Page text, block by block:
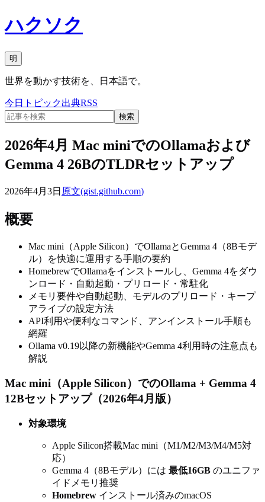
ハクソク
明
世界を動かす技術を、日本語で。
今日 トピック出典RSS
検索
2026年4月 Mac miniでのOllamaおよび
Gemma 4 26BのTLDRセットアップ
2026年4月3日 原文(gist.github.com)
概要
Mac mini（Apple Silicon）でOllamaとGemma 4（8Bモデ
ル）を快適に運用する手順の要約
HomebrewでOllamaをインストールし、Gemma 4をダウ
ンロード・自動起動・プリロード・常駐化
メモリ要件や自動起動、モデルのプリロード・キープ
アライブの設定方法
API利用や便利なコマンド、アンインストール手順も
網羅
Ollama v0.19以降の新機能やGemma 4利用時の注意点も
解説
Mac mini（Apple Silicon）でのOllama + Gemma 4
12Bセットアップ（2026年4月版）
対象環境
Apple Silicon搭載Mac mini（M1/M2/M3/M4/M5対
応）
Gemma 4（8Bモデル）には 最低16GB のユニファ
イドメモリ推奨
Homebrew インストール済みのmacOS